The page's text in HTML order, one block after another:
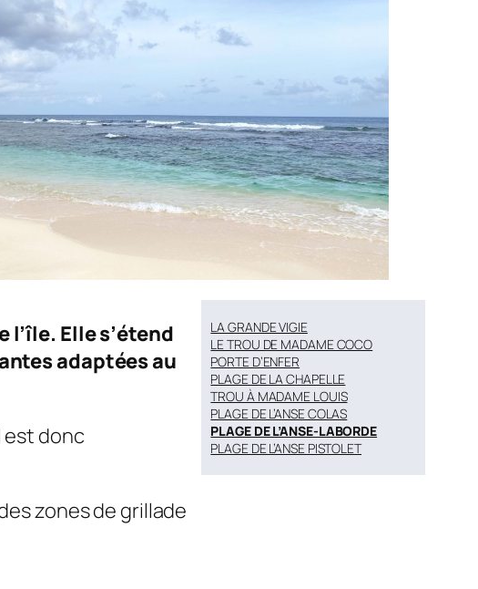
l’île. Elle s’étend
adaptées au
est donc
zones de grillade
LA GRANDE VIGIE
LE TROU DE MADAME COCO
PORTE D’ENFER
PLAGE DE LA CHAPELLE
TROU À MADAME LOUIS
PLAGE DE L’ANSE COLAS
PLAGE DE L’ANSE-LABORDE
PLAGE DE L’ANSE PISTOLET